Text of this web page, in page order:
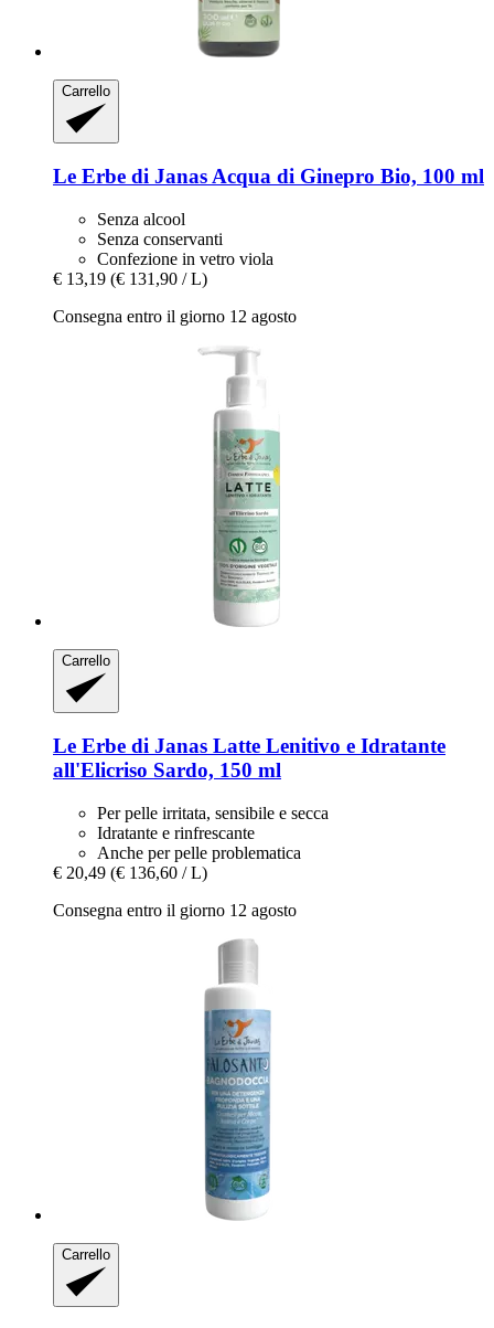
Carrello
Le Erbe di Janas Acqua di Ginepro Bio, 100 ml
Senza alcool
Senza conservanti
Confezione in vetro viola
€ 13,19 (€ 131,90 / L)
Consegna entro il giorno 12 agosto
Carrello
Le Erbe di Janas Latte Lenitivo e Idratante
all'Elicriso Sardo, 150 ml
Per pelle irritata, sensibile e secca
Idratante e rinfrescante
Anche per pelle problematica
€ 20,49 (€ 136,60 / L)
Consegna entro il giorno 12 agosto
Carrello